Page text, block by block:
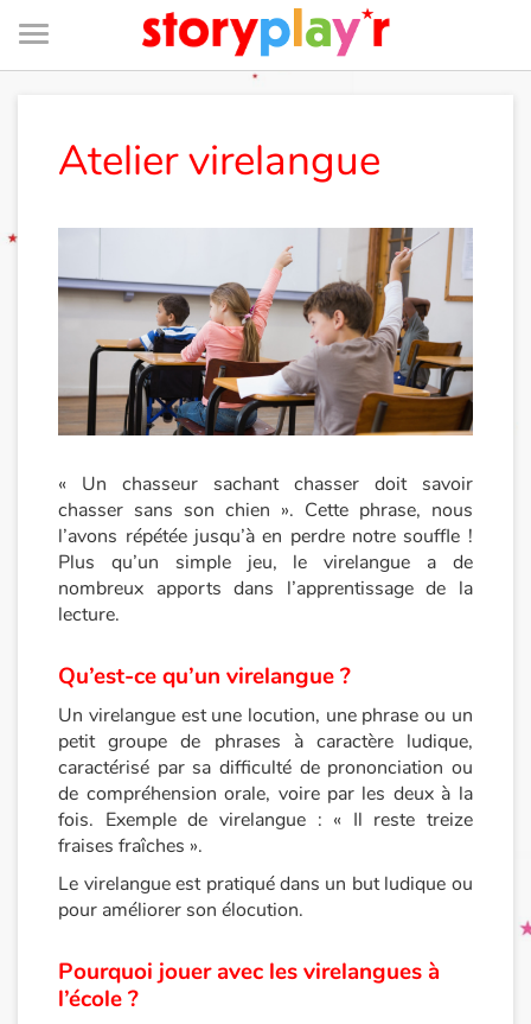
Je me connecte
Bibliothèque
Accueil
Contes d'ici et d'ailleurs
Fable, mythe, littérature et poésie
Princesses et princes, rois, reines et dragons
Héroïnes et héros
Écologie, nature, saisons
Les animaux
Voyage, épopée, enquête, aventure
Apprentissage
Atelier virelangue
« Un chasseur sachant chasser doit savoir
chasser sans son chien ». Cette phrase, nous
l’avons répétée jusqu’à en perdre notre souffle !
Plus qu’un simple jeu, le virelangue a de
nombreux apports dans l’apprentissage de la
lecture.
Qu’est-ce qu’un virelangue ?
Un virelangue est une locution, une phrase ou un
petit groupe de phrases à caractère ludique,
caractérisé par sa difficulté de prononciation ou
de compréhension orale, voire par les deux à la
fois. Exemple de virelangue : « Il reste treize
fraises fraîches ».
Le virelangue est pratiqué dans un but ludique ou
pour améliorer son élocution.
Pourquoi jouer avec les virelangues à
l’école ?